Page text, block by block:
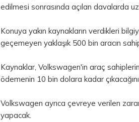
edilmesi sonrasında açılan davalarda
Konuya yakın kaynakların verdikleri
geçemeyen yaklaşık 500 bin aracın
Kaynaklar, Volkswagen'in araç
ödemenin 10 bin dolara kadar
Volkswagen ayrıca çevreye verilen
yapacak.